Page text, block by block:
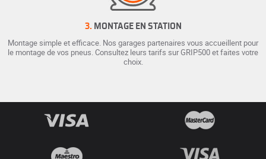
3. MONTAGE EN STATION
Montage simple et efficace. Nos garages partenaires vous accueillent pour
le montage de vos pneus. Consultez leurs tarifs sur GRIP500 et faites votre
choix.